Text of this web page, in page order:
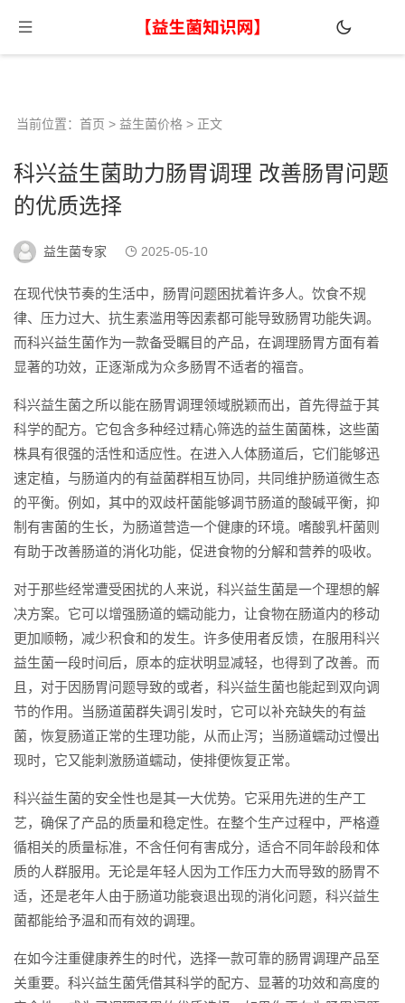
当前位置： 首页 > 益生菌价格 > 正文
科兴益生菌助力肠胃调理 改善肠胃问题
的优质选择
益生菌专家 2025-05-10
在现代快节奏的生活中，肠胃问题困扰着许多人。饮食不规
律、压力过大、抗生素滥用等因素都可能导致肠胃功能失调。
而科兴益生菌作为一款备受瞩目的产品，在调理肠胃方面有着
显著的功效，正逐渐成为众多肠胃不适者的福音。
科兴益生菌之所以能在肠胃调理领域脱颖而出，首先得益于其
科学的配方。它包含多种经过精心筛选的益生菌菌株，这些菌
株具有很强的活性和适应性。在进入人体肠道后，它们能够迅
速定植，与肠道内的有益菌群相互协同，共同维护肠道微生态
的平衡。例如，其中的双歧杆菌能够调节肠道的酸碱平衡，抑
制有害菌的生长，为肠道营造一个健康的环境。嗜酸乳杆菌则
有助于改善肠道的消化功能，促进食物的分解和营养的吸收。
对于那些经常遭受困扰的人来说，科兴益生菌是一个理想的解
决方案。它可以增强肠道的蠕动能力，让食物在肠道内的移动
更加顺畅，减少积食和的发生。许多使用者反馈，在服用科兴
益生菌一段时间后，原本的症状明显减轻，也得到了改善。而
且，对于因肠胃问题导致的或者，科兴益生菌也能起到双向调
节的作用。当肠道菌群失调引发时，它可以补充缺失的有益
菌，恢复肠道正常的生理功能，从而止泻；当肠道蠕动过慢出
现时，它又能刺激肠道蠕动，使排便恢复正常。
科兴益生菌的安全性也是其一大优势。它采用先进的生产工
艺，确保了产品的质量和稳定性。在整个生产过程中，严格遵
循相关的质量标准，不含任何有害成分，适合不同年龄段和体
质的人群服用。无论是年轻人因为工作压力大而导致的肠胃不
适，还是老年人由于肠道功能衰退出现的消化问题，科兴益生
菌都能给予温和而有效的调理。
在如今注重健康养生的时代，选择一款可靠的肠胃调理产品至
关重要。科兴益生菌凭借其科学的配方、显著的功效和高度的